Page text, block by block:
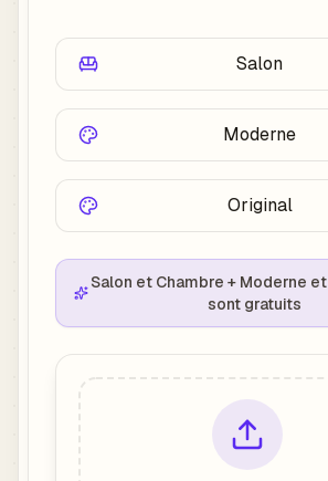
Salon
Moderne
Original
Salon et Chambre + Moderne
sont gratuits